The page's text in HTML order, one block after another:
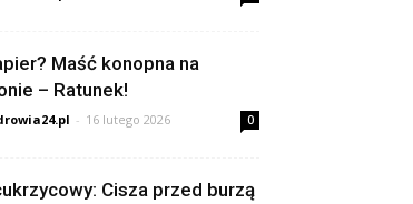
Maść konopna na
– Ratunek!
- 16 lutego 2026 0
Cisza przed burzą